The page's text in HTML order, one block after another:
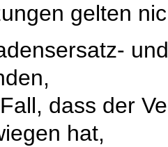
gelten
dass der
hat,